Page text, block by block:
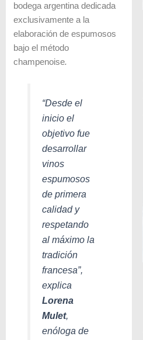
bodega argentina dedicada
exclusivamente a la
elaboración de espumosos
bajo el método
champenoise.
“Desde el
inicio el
objetivo fue
desarrollar
vinos
espumosos
de primera
calidad y
respetando
al máximo la
tradición
francesa”,
explica
Lorena
Mulet,
enóloga de